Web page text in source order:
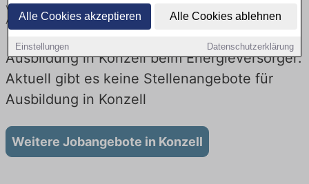
Alle Cookies akzeptieren Alle Cookies ablehnen
Einstellungen Datenschutzerklärung
von namhaften Firmen. Entdecken Sie freie Optionen von Top-
Arbeitgebern und bewerben Sie sich noch heute.
Ausbildung in Konzell beim Energieversorger:
Aktuell gibt es keine Stellenangebote für
Ausbildung in Konzell
Weitere Jobangebote in Konzell